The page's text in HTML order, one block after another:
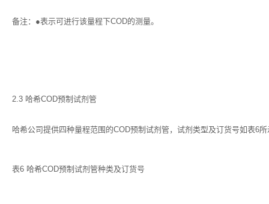
备注：●表示可进行该量程下COD的测量。
2.3 哈希COD预制试剂管
哈希公司提供四种量程范围的COD预制试剂管，试剂类型及订货号如表6所
表6 哈希COD预制试剂管种类及订货号